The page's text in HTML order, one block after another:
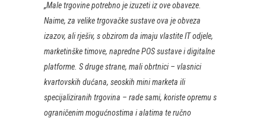
„Male trgovine potrebno je izuzeti iz ove obaveze.
Naime, za velike trgovačke sustave ova je obveza
izazov, ali rješiv, s obzirom da imaju vlastite IT odjele,
marketinške timove, napredne POS sustave i digitalne
platforme. S druge strane, mali obrtnici – vlasnici
kvartovskih dućana, seoskih mini marketa ili
specijaliziranih trgovina – rade sami, koriste opremu s
ograničenim mogućnostima i alatima te ručno